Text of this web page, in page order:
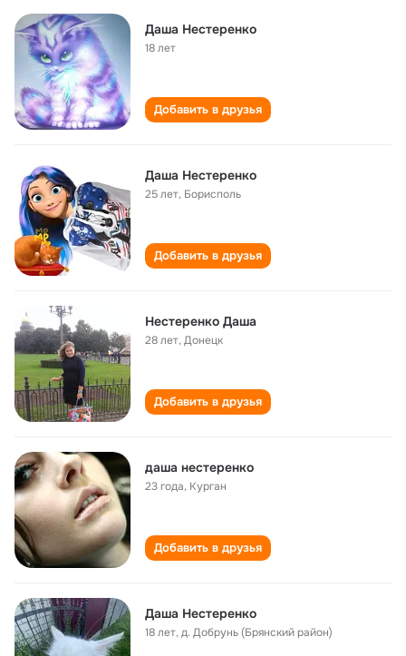
Даша Нестеренко
18 лет
Добавить в друзья
Даша Нестеренко
25 лет, Борисполь
Добавить в друзья
Нестеренко Даша
28 лет,Донецк
Добавить в друзья
даша нестеренко
23 года, Курган
Добавить в друзья
Даша Нестеренко
18 лет,д. Добрунь (Брянский район)